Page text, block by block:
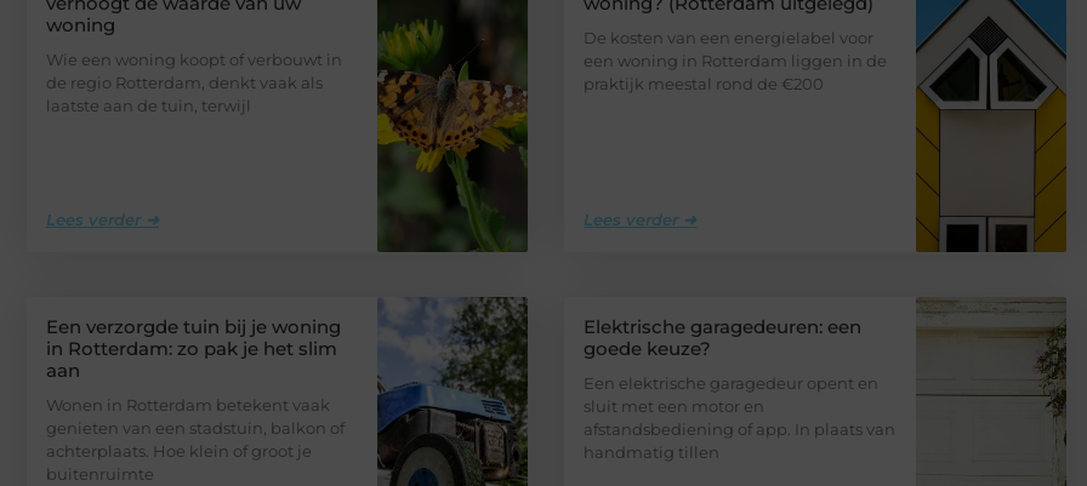
woning
Wie een woning koopt of verbouwt in
de regio Rotterdam, denkt vaak als
laatste aan de tuin, terwijl
Lees verder ➜
De kosten van een energielabel voor
een woning in Rotterdam liggen in de
praktijk meestal rond de €200
Lees verder ➜
Een verzorgde tuin bij je woning
in Rotterdam: zo pak je het slim
aan
Wonen in Rotterdam betekent vaak
genieten van een stadstuin, balkon of
achterplaats. Hoe klein of groot je
buitenruimte
Elektrische garagedeuren: een
goede keuze?
Een elektrische garagedeur opent en
sluit met een motor en
afstandsbediening of app. In plaats van
handmatig tillen